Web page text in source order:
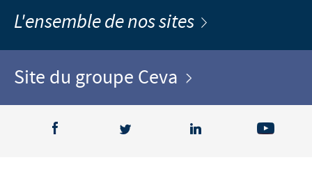
L'ensemble de nos sites
Site du groupe Ceva